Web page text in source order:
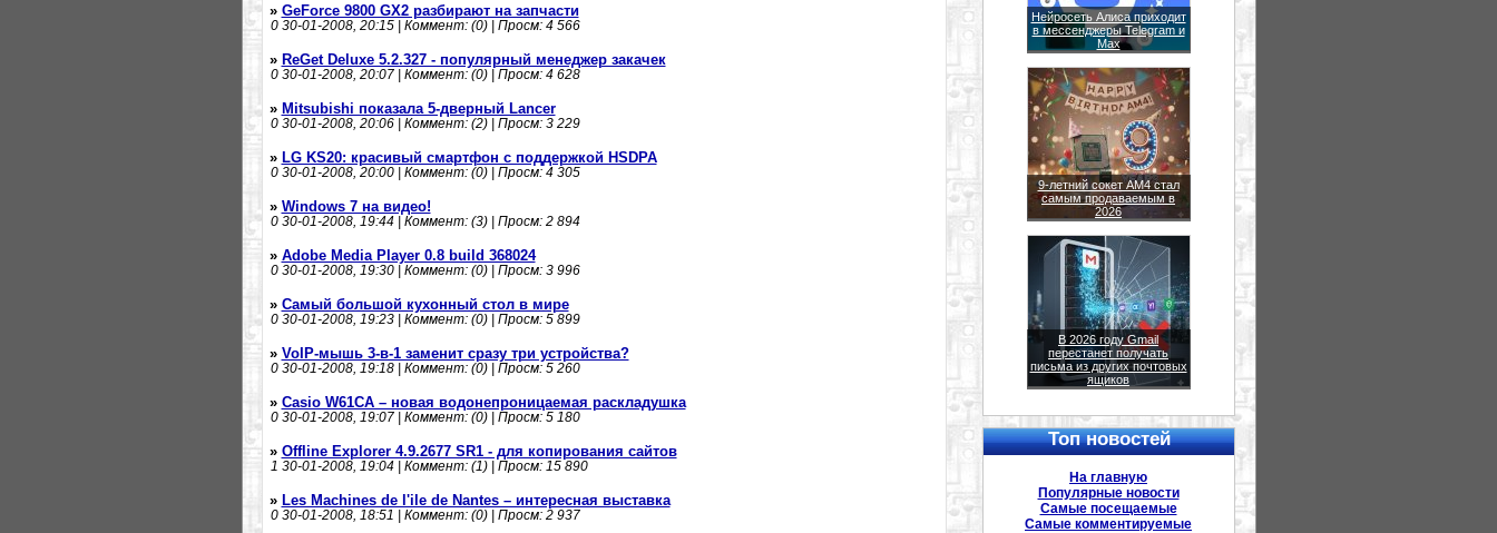
» GeForce 9800 GX2 разбирают на запчасти
030-01-2008, 20:15 | Коммент: (0) | Просм: 4 566
» ReGet Deluxe 5.2.327 - популярный менеджер закачек
030-01-2008, 20:07 | Коммент: (0) | Просм: 4 628
» Mitsubishi показала 5-дверный Lancer
030-01-2008, 20:06 | Коммент: (2) | Просм: 3 229
» LG KS20: красивый смартфон с поддержкой HSDPA
030-01-2008, 20:00 | Коммент: (0) | Просм: 4 305
» Windows 7 на видео!
030-01-2008, 19:44 | Коммент: (3) | Просм: 2 894
» Adobe Media Player 0.8 build 368024
030-01-2008, 19:30 | Коммент: (0) | Просм: 3 996
» Самый большой кухонный стол в мире
030-01-2008, 19:23 | Коммент: (0) | Просм: 5 899
» VoIP-мышь 3-в-1 заменит сразу три устройства?
030-01-2008, 19:18 | Коммент: (0) | Просм: 5 260
» Casio W61CA – новая водонепроницаемая раскладушка
030-01-2008, 19:07 | Коммент: (0) | Просм: 5 180
» Offline Explorer 4.9.2677 SR1 - для копирования сайтов
1 30-01-2008, 19:04 | Коммент: (1) | Просм: 15 890
» Les Machines de l'ile de Nantes – интересная выставка
030-01-2008, 18:51 | Коммент: (0) | Просм: 2 937
Нейросеть Алиса приходит
в мессенджеры Telegram и
Max
9-летний сокет AM4 стал
самым продаваемым в
2026
В 2026 году Gmail
перестанет получать
письма из других почтовых
ящиков
Топ новостей
На главную
Популярные новости
Самые посещаемые
Самые комментируемые